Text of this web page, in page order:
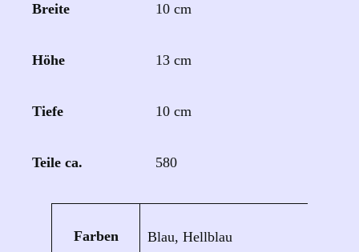
Breite 10 cm
Höhe 13 cm
Tiefe 10 cm
Teile ca. 580
Farben
Blau, Hellblau